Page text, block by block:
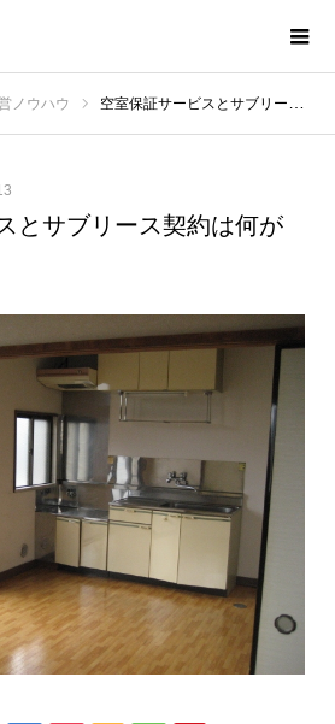
ノウハウ 空室保証サービスとサブリース契約は何が違う？
とサブリース契約は何が